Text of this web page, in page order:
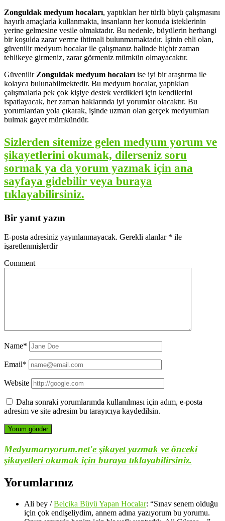
Zonguldak medyum hocaları, yaptıkları her türlü büyü çalışmasını
hayırlı amaçlarla kullanmakta, insanların her konuda isteklerinin
yerine gelmesine vesile olmaktadır. Bu nedenle, büyülerin herhangi
bir koşulda zarar verme ihtimali bulunmamaktadır. İşinin ehli olan,
güvenilir medyum hocalar ile çalışmanız halinde hiçbir zaman
tehlikeye girmeniz, zarar görmeniz mümkün olmayacaktır.
Güvenilir Zonguldak medyum hocaları ise iyi bir araştırma ile
kolayca bulunabilmektedir. Bu medyum hocalar, yaptıkları
çalışmalarla pek çok kişiye destek verdikleri için kendilerini
ispatlayacak, her zaman haklarında iyi yorumlar olacaktır. Bu
yorumlardan yola çıkarak, işinde uzman olan gerçek medyumları
bulmak gayet mümkündür.
Sizlerden sitemize gelen medyum yorum ve
şikayetlerini okumak, dilerseniz soru
sormak ya da yorum yazmak için ana
sayfaya gidebilir veya buraya
tıklayabilirsiniz.
Bir yanıt yazın
E-posta adresiniz yayınlanmayacak. Gerekli alanlar * ile
işaretlenmişlerdir
Comment
Name*
Email*
Website
Daha sonraki yorumlarımda kullanılması için adım, e-posta
adresim ve site adresim bu tarayıcıya kaydedilsin.
Medyumarıyorum.net'e şikayet yazmak ve önceki
şikayetleri okumak için buraya tıklayabilirsiniz.
Yorumlarınız
Ali bey /Belçika Büyü Yapan Hocalar: “Sınav senem olduğu
için çok endişeliydim, annem adına yazıyorum bu yorumu.